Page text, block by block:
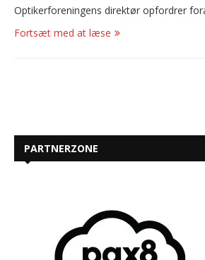
Optikerforeningens direktør opfordrer
Fortsæt med at læse
PARTNERZONE